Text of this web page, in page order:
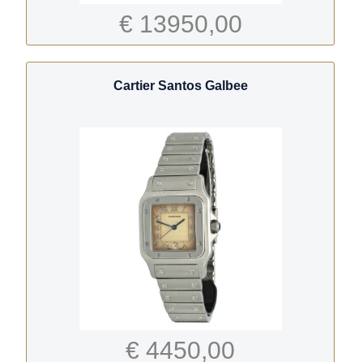
€ 13950,00
Cartier Santos Galbee
€ 4450,00